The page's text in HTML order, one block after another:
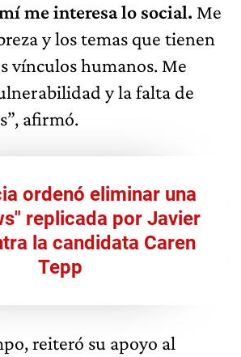
me interesa lo social. Me
y los temas que tienen
vínculos humanos. Me
y la falta de
afirmó.
ordenó eliminar una
replicada por Javier
la candidata Caren
Tepp
reiteró su apoyo al